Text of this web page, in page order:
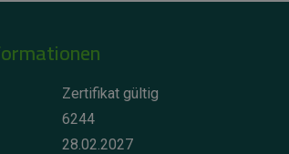
Zertifikat gültig
6244
28.02.2027